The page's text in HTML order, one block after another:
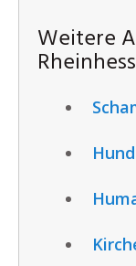
Weitere